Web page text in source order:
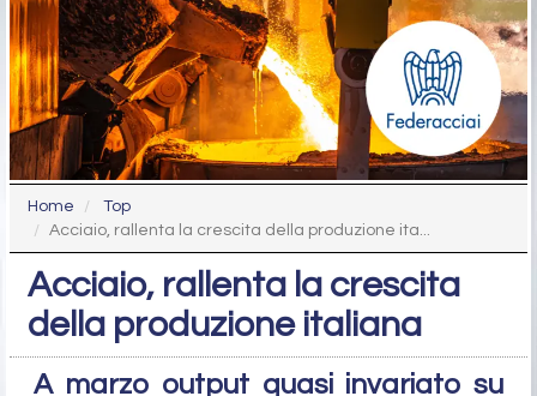
Home
Top
Acciaio, rallenta la crescita della produzione ita...
Acciaio, rallenta la crescita
della produzione italiana
A marzo output quasi invariato su